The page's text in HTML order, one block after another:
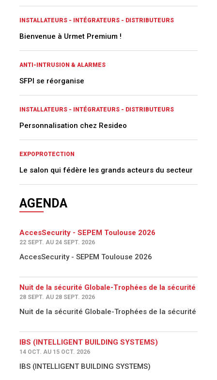
INSTALLATEURS - INTÉGRATEURS - DISTRIBUTEURS
Bienvenue à Urmet Premium !
ANTI-INTRUSION & ALARMES
SFPI se réorganise
INSTALLATEURS - INTÉGRATEURS - DISTRIBUTEURS
Personnalisation chez Resideo
EXPOPROTECTION
Le salon qui fédère les grands acteurs du secteur
AGENDA
AccesSecurity - SEPEM Toulouse 2026
22 SEPT. AU 24 SEPT. 2026
AccesSecurity - SEPEM Toulouse 2026
Nuit de la sécurité Globale-Trophées de la sécurité
28 SEPT. AU 28 SEPT. 2026
Nuit de la sécurité Globale-Trophées de la sécurité
IBS (INTELLIGENT BUILDING SYSTEMS)
14 OCT. AU 15 OCT. 2026
IBS (INTELLIGENT BUILDING SYSTEMS)